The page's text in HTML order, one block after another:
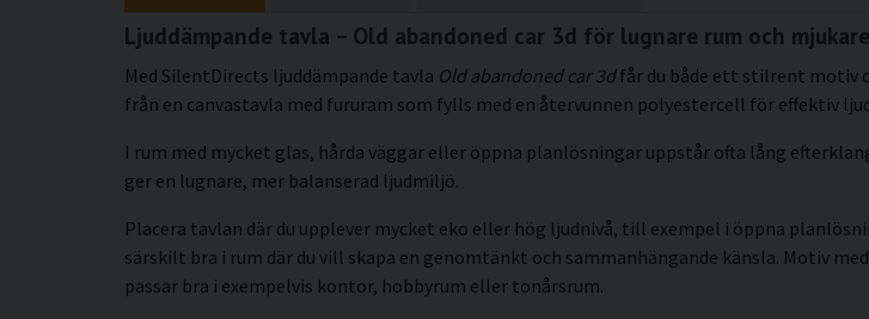
Ljuddämpande tavla – Old abandoned car 3d för lugnare rum och
Med SilentDirects ljuddämpande tavla Old abandoned car 3dfår du både ett stilrent motiv
från en canvastavla med fururam som fylls med en återvunnen polyestercell för effektiv
I rum med mycket glas, hårda väggar eller öppna planlösningar uppstår ofta lång
ger en lugnare, mer balanserad ljudmiljö.
Placera tavlan där du upplever mycket eko eller hög ljudnivå, till exempel i öppna
särskilt bra i rum där du vill skapa en genomtänkt och sammanhängande känsla. Motiv
passar bra i exempelvis kontor, hobbyrum eller tonårsrum.